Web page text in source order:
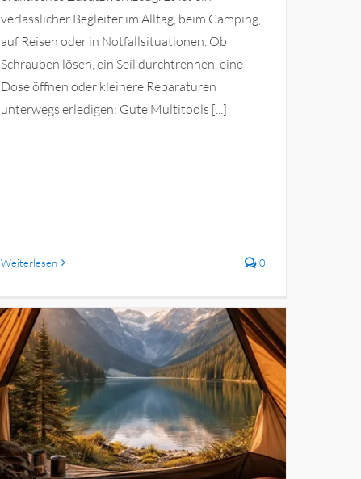
verlässlicher Begleiter im Alltag, beim Camping,
auf Reisen oder in Notfallsituationen. Ob
Schrauben lösen, ein Seil durchtrennen, eine
Dose öffnen oder kleinere Reparaturen
unterwegs erledigen: Gute Multitools [...]
Weiterlesen 0